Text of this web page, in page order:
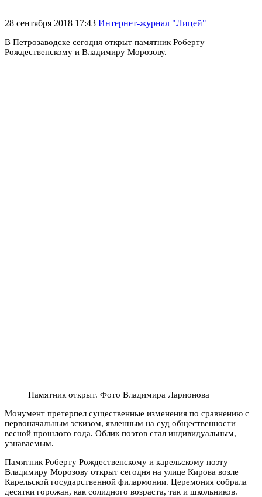
28 сентября 2018 17:43 Интернет-журнал "Лицей"
В Петрозаводске сегодня открыт памятник Роберту
Рождественскому и Владимиру Морозову.
Памятник открыт. Фото Владимира Ларионова
Монумент претерпел существенные изменения по сравнению с
первоначальным эскизом, явленным на суд общественности
весной прошлого года. Облик поэтов стал индивидуальным,
узнаваемым.
Памятник Роберту Рождественскому и карельскому поэту
Владимиру Морозову открыт сегодня на улице Кирова возле
Карельской государственной филармонии. Церемония собрала
десятки горожан, как солидного возраста, так и школьников.